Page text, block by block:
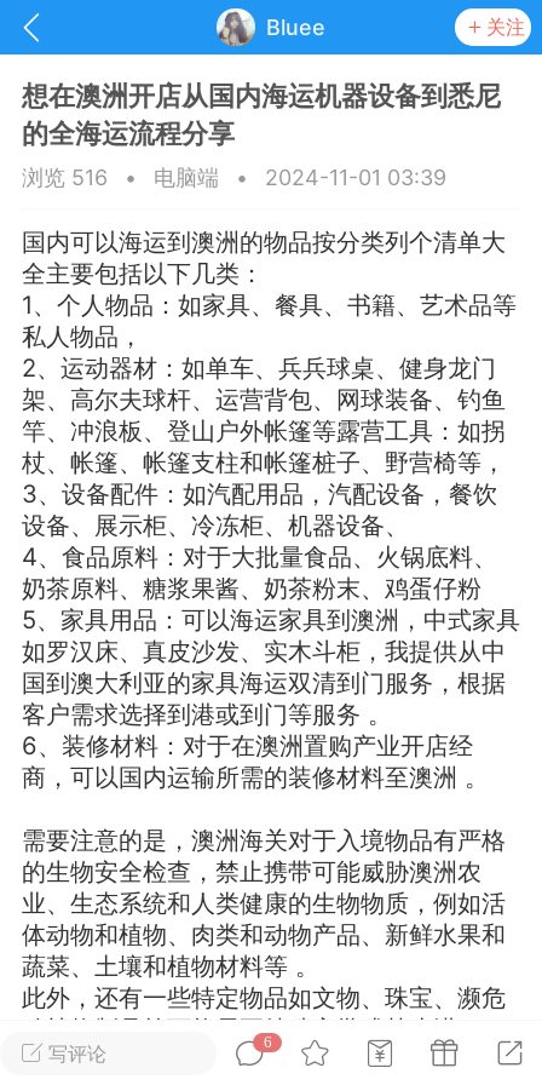
Bluee 关注
每日任务 签到有奖
华人资讯
阅读洛杉矶新闻
华人论坛
加入社区交流
华人社区信息发布规范》
华人社区账号注册及使用规范》
洛杉矶热点 娱乐八卦 同乡联谊
民宿短租 房屋买卖
写评论
6
想在澳洲开店从国内海运机器设备到悉尼
的全海运流程分享
浏览 516 • 电脑端 • 2024-11-01 03:39
国内可以海运到澳洲的物品按分类列个清单大
全主要包括以下几类：
1、个人物品：如家具、餐具、书籍、艺术品等
私人物品，
2、运动器材：如单车、兵兵球桌、健身龙门
架、高尔夫球杆、运营背包、网球装备、钓鱼
竿、冲浪板、登山户外帐篷等露营工具：如拐
杖、帐篷、帐篷支柱和帐篷桩子、野营椅等，
3、设备配件：如汽配用品，汽配设备，餐饮
设备、展示柜、冷冻柜、机器设备、
4、食品原料：对于大批量食品、火锅底料、
奶茶原料、糖浆果酱、奶茶粉末、鸡蛋仔粉
5、家具用品：可以海运家具到澳洲，中式家具
如罗汉床、真皮沙发、实木斗柜，我提供从中
国到澳大利亚的家具海运双清到门服务，根据
客户需求选择到港或到门等服务 。
6、装修材料：对于在澳洲置购产业开店经
商，可以国内运输所需的装修材料至澳洲 。
需要注意的是，澳洲海关对于入境物品有严格
的生物安全检查，禁止携带可能威胁澳洲农
业、生态系统和人类健康的生物物质，例如活
体动物和植物、肉类和动物产品、新鲜水果和
蔬菜、土壤和植物材料等 。
此外，还有一些特定物品如文物、珠宝、濒危
动植物制品等可能需要特殊审批或禁止进口 。